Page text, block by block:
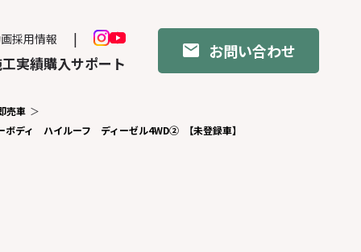
実績購入サポート
採用情報
お問い合わせ
売車
ボディ ハイルーフ ディーゼル4WD② 【未登録車】